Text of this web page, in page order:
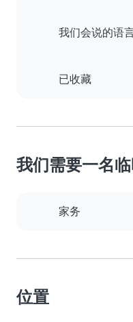
我们会说的语
已收藏
我们需要一名
家务
位置